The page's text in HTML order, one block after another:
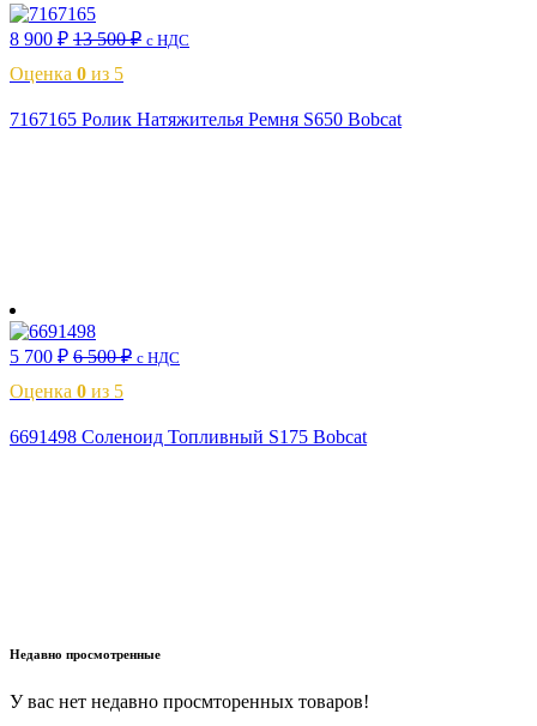
8 900 ₽ 13 500₽ с НДС
Оценка 0 из 5
7167165 Ролик Натяжителья Ремня S650 Bobcat
5 700 ₽ 6 500₽ с НДС
Оценка 0 из 5
6691498 Соленоид Топливный S175 Bobcat
Недавно просмотренные
У вас нет недавно просмторенных товаров!